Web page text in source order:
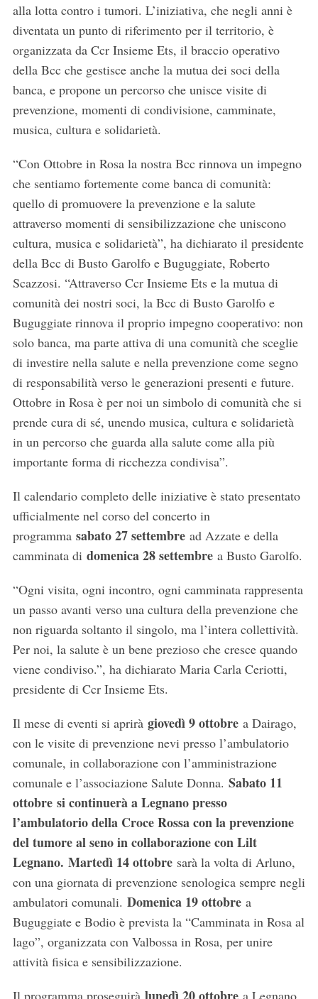
alla lotta contro i tumori. L’iniziativa, che negli anni è
diventata un punto di riferimento per il territorio, è
organizzata da Ccr Insieme Ets, il braccio operativo
della Bcc che gestisce anche la mutua dei soci della
banca, e propone un percorso che unisce visite di
prevenzione, momenti di condivisione, camminate,
musica, cultura e solidarietà.
“Con Ottobre in Rosa la nostra Bcc rinnova un impegno
che sentiamo fortemente come banca di comunità:
quello di promuovere la prevenzione e la salute
attraverso momenti di sensibilizzazione che uniscono
cultura, musica e solidarietà”, ha dichiarato il presidente
della Bcc di Busto Garolfo e Buguggiate, Roberto
Scazzosi. “Attraverso Ccr Insieme Ets e la mutua di
comunità dei nostri soci, la Bcc di Busto Garolfo e
Buguggiate rinnova il proprio impegno cooperativo: non
solo banca, ma parte attiva di una comunità che sceglie
di investire nella salute e nella prevenzione come segno
di responsabilità verso le generazioni presenti e future.
Ottobre in Rosa è per noi un simbolo di comunità che si
prende cura di sé, unendo musica, cultura e solidarietà
in un percorso che guarda alla salute come alla più
importante forma di ricchezza condivisa”.
Il calendario completo delle iniziative è stato presentato
ufficialmente nel corso del concerto in
programma sabato 27 settembread Azzate e della
camminata di domenica 28 settembrea Busto Garolfo.
“Ogni visita, ogni incontro, ogni camminata rappresenta
un passo avanti verso una cultura della prevenzione che
non riguarda soltanto il singolo, ma l’intera collettività.
Per noi, la salute è un bene prezioso che cresce quando
viene condiviso.”, ha dichiarato Maria Carla Ceriotti,
presidente di Ccr Insieme Ets.
Il mese di eventi si aprirà giovedì 9 ottobrea Dairago,
con le visite di prevenzione nevi presso l’ambulatorio
comunale, in collaborazione con l’amministrazione
comunale e l’associazione Salute Donna. Sabato 11
ottobresi continuerà a Legnano presso
l’ambulatorio della Croce Rossa con la prevenzione
del tumore al seno in collaborazione con Lilt
Legnano. Martedì 14 ottobresarà la volta di Arluno,
con una giornata di prevenzione senologica sempre negli
ambulatori comunali. Domenica 19 ottobrea
Buguggiate e Bodio è prevista la “Camminata in Rosa al
lago”, organizzata con Valbossa in Rosa, per unire
attività fisica e sensibilizzazione.